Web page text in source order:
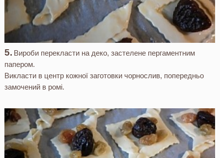
Вироби перекласти на деко, застелене пергаментним
папером.
Викласти в центр кожної заготовки чорнослив, попередньо
замочений в ромі.